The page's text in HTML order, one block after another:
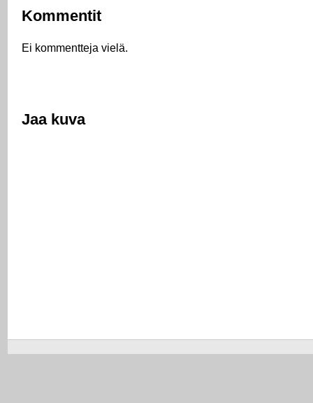
Kommentit
Ei kommentteja vielä.
Jaa kuva